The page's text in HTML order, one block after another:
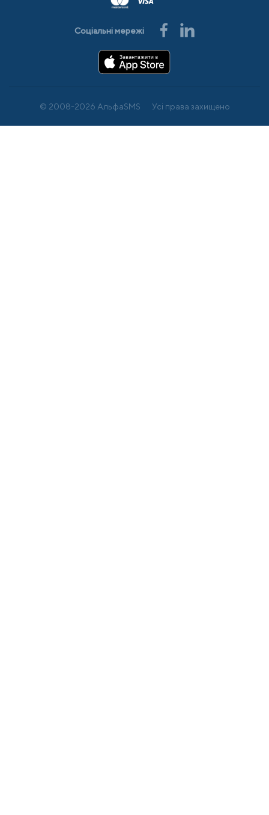
Соціальні мережі
© 2008-2026 АльфаSMS Усі права захищено